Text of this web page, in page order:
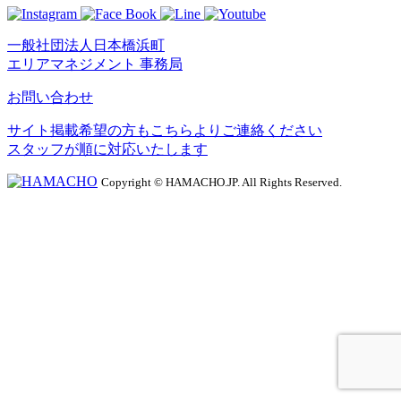
一般社団法人日本橋浜町
エリアマネジメント 事務局
お問い合わせ
サイト掲載希望の方もこちらよりご連絡ください
スタッフが順に対応いたします
Copyright © HAMACHO.JP. All Rights Reserved.